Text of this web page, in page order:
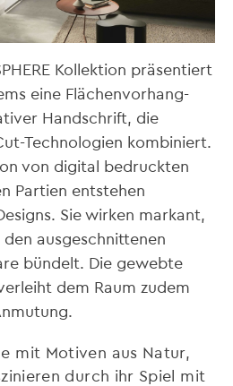
Kollektion präsentiert
eine Flächenvorhang-
Handschrift, die
Technologien kombiniert.
von digital bedruckten
Partien entstehen
Sie wirken markant,
ausgeschnittenen
bündelt. Die gewebte
dem Raum zudem
mit Motiven aus Natur,
durch ihr Spiel mit